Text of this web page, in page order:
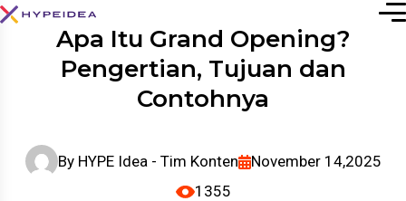
Apa Itu Grand Opening?
Pengertian, Tujuan dan
Contohnya
By HYPE Idea - Tim Konten
November 14,2025
1355